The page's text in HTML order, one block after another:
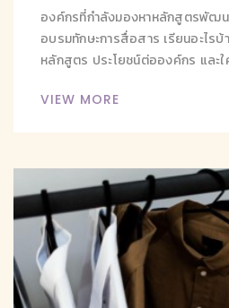
องค์กรที่กำลังมองหาหลักสูตรพัฒ
อบรมทักษะการสื่อสาร เรียนอะไรบ้
หลักสูตร ประโยชน์ต่อองค์กร และใ
VIEW MORE